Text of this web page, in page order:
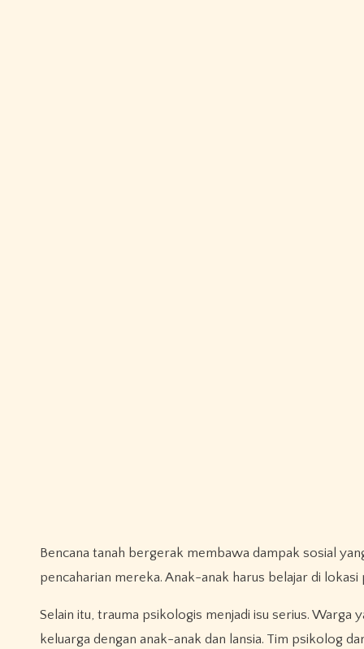
Bencana tanah bergerak membawa dampak sosial
pencaharian mereka. Anak-anak harus belajar di
Selain itu, trauma psikologis menjadi isu serius.
keluarga dengan anak-anak dan lansia. Tim psikolog